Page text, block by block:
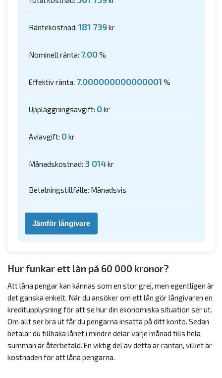
Räntekostnad: 181 739kr
Nominell ränta: 7.00%
Effektiv ränta: 7.000000000000001 %
Uppläggningsavgift: 0kr
Aviavgift: 0kr
Månadskostnad: 3 014kr
Betalningstillfälle: Månadsvis
Jämför långivare
Hur funkar ett lån på 60 000 kronor?
Att låna pengar kan kännas som en stor grej, men egentligen är
det ganska enkelt. När du ansöker om ett lån gör långivaren en
kreditupplysning för att se hur din ekonomiska situation ser ut.
Om allt ser bra ut får du pengarna insatta på ditt konto. Sedan
betalar du tillbaka lånet i mindre delar varje månad tills hela
summan är återbetald. En viktig del av detta är räntan, vilket är
kostnaden för att låna pengarna.